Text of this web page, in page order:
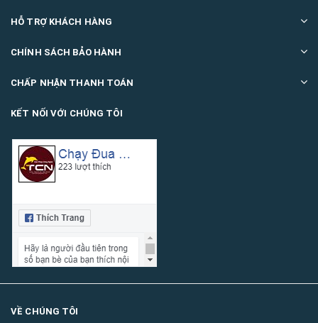
HỖ TRỢ KHÁCH HÀNG
CHÍNH SÁCH BẢO HÀNH
CHẤP NHẬN THANH TOÁN
KẾT NỐI VỚI CHÚNG TÔI
VỀ CHÚNG TÔI